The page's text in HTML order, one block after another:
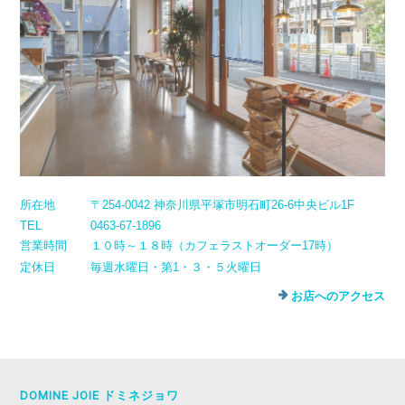
所在地
〒254-0042 神奈川県平塚市明石町26-6中央ビル1F
TEL
0463-67-1896
営業時間
１０時～１８時（カフェラストオーダー17時）
定休日
毎週水曜日・第1・３・５火曜日
お店へのアクセス
DOMINE JOIE ドミネジョワ